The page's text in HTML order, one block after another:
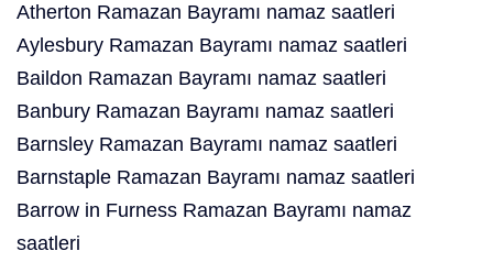
Atherton Ramazan Bayramı namaz saatleri
Aylesbury Ramazan Bayramı namaz saatleri
Baildon Ramazan Bayramı namaz saatleri
Banbury Ramazan Bayramı namaz saatleri
Barnsley Ramazan Bayramı namaz saatleri
Barnstaple Ramazan Bayramı namaz saatleri
Barrow in Furness Ramazan Bayramı namaz
saatleri